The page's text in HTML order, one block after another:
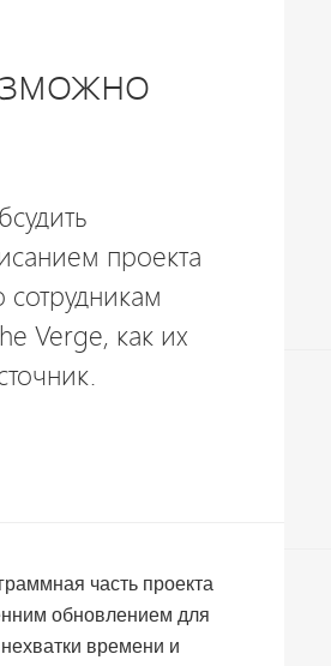
проекта
Verge, как их
часть проекта
обновлением для
времени и